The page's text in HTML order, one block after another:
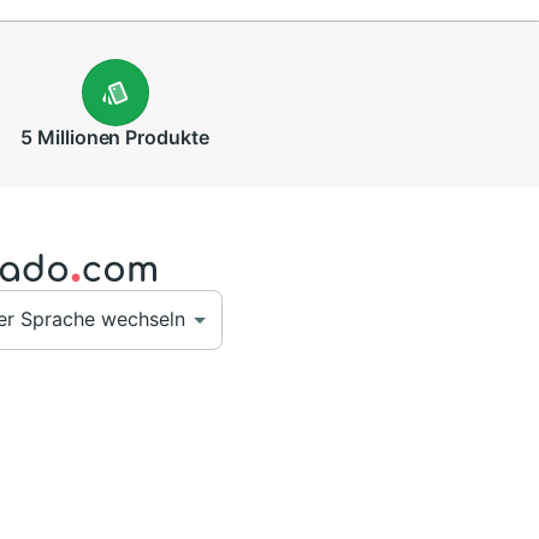
5 Millionen Produkte
Sprache wechseln